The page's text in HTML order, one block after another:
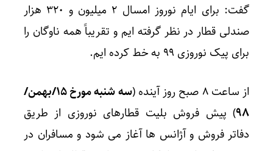
گفت: برای ایام نوروز امسال ۲ میلیون و ۳۲۰ هزار
صندلی قطار در نظر گرفته ایم و تقریباً همه ناوگان را
برای پیک نوروزی ۹۹ به خط کرده ایم.
از ساعت ۸ صبح روز آینده (
سه شنبه مورخ ۱۵/بهمن/
۹۸) پیش فروش بلیت قطارهای نوروزی از طریق
دفاتر فروش و آژانس‌ ها آغاز می شود و مسافران در